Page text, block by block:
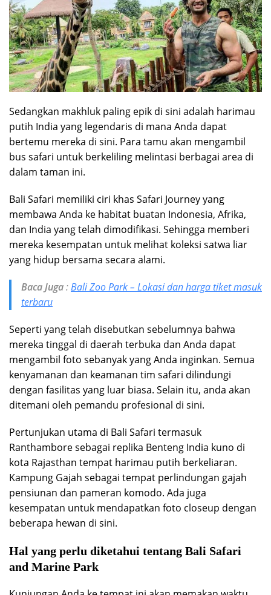
Sedangkan makhluk paling epik di sini adalah harimau
putih India yang legendaris di mana Anda dapat
bertemu mereka di sini. Para tamu akan mengambil
bus safari untuk berkeliling melintasi berbagai area di
dalam taman ini.
Bali Safari memiliki ciri khas Safari Journey yang
membawa Anda ke habitat buatan Indonesia, Afrika,
dan India yang telah dimodifikasi. Sehingga memberi
mereka kesempatan untuk melihat koleksi satwa liar
yang hidup bersama secara alami.
Baca Juga:Bali Zoo Park – Lokasi dan harga tiket masuk
terbaru
Seperti yang telah disebutkan sebelumnya bahwa
mereka tinggal di daerah terbuka dan Anda dapat
mengambil foto sebanyak yang Anda inginkan. Semua
kenyamanan dan keamanan tim safari dilindungi
dengan fasilitas yang luar biasa. Selain itu, anda akan
ditemani oleh pemandu profesional di sini.
Pertunjukan utama di Bali Safari termasuk
Ranthambore sebagai replika Benteng India kuno di
kota Rajasthan tempat harimau putih berkeliaran.
Kampung Gajah sebagai tempat perlindungan gajah
pensiunan dan pameran komodo. Ada juga
kesempatan untuk mendapatkan foto closeup dengan
beberapa hewan di sini.
Hal yang perlu diketahui tentang Bali Safari
and Marine Park